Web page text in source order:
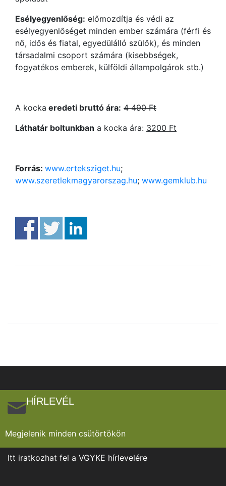
Esélyegyenlőség: előmozdítja és védi az
esélyegyenlőséget minden ember számára (férfi és
nő, idős és fiatal, egyedülálló szülők), és minden
társadalmi csoport számára (kisebbségek,
fogyatékos emberek, külföldi állampolgárok stb.)
A kocka eredeti bruttó ára: 4 490 Ft
Láthatár boltunkban a kocka ára: 3200 Ft
Forrás: www.erteksziget.hu;
www.szeretlekmagyarorszag.hu; www.gemklub.hu
HÍRLEVÉL
Megjelenik minden csütörtökön
Itt iratkozhat fel a VGYKE hírlevelére